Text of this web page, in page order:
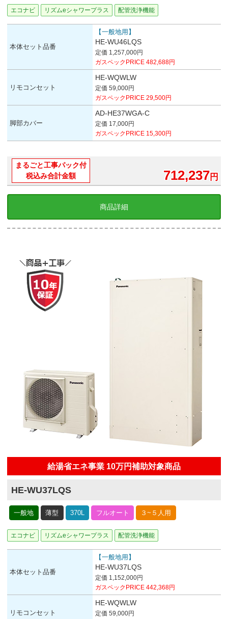
エコナビ リズムeシャワープラス 配管洗浄機能
本体セット品番
【一般地用】
HE-WU46LQS
定価 1,257,000円
ガスペックPRICE 482,688円
リモコンセット
HE-WQWLW
定価 59,000円
ガスペックPRICE 29,500円
脚部カバー
AD-HE37WGA-C
定価 17,000円
ガスペックPRICE 15,300円
まるごと工事パック付
税込み合計金額
712,237円
商品詳細
給湯省エネ事業 10万円補助対象商品
HE-WU37LQS
一般地 薄型 370L フルオート ３~５人用
エコナビ リズムeシャワープラス 配管洗浄機能
本体セット品番
【一般地用】
HE-WU37LQS
定価 1,152,000円
ガスペックPRICE 442,368円
リモコンセット
HE-WQWLW
定価 59,000円